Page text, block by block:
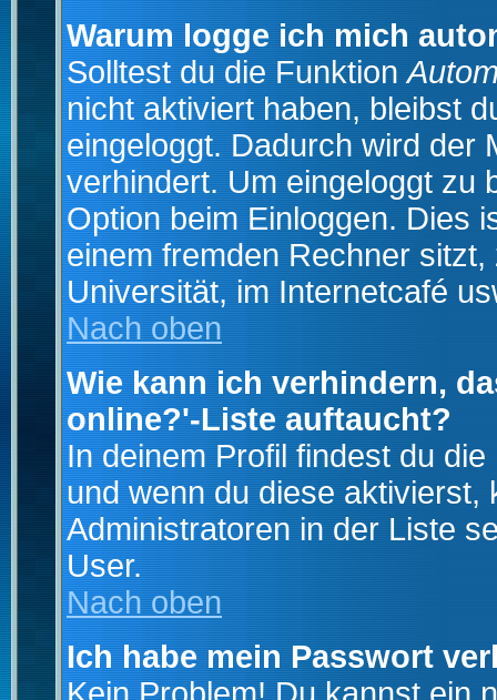
Warum logge ich mich
Solltest du die Funktion
nicht aktiviert haben, bleibst
eingeloggt. Dadurch wird der
verhindert. Um eingeloggt zu
Option beim Einloggen. Dies
einem fremden Rechner
Universität, im Internetcafé
Nach oben
Wie kann ich verhindern,
online?'-Liste auftaucht?
In deinem Profil findest du
und wenn du diese aktivierst,
Administratoren in der Liste
User.
Nach oben
Ich habe mein Passwort